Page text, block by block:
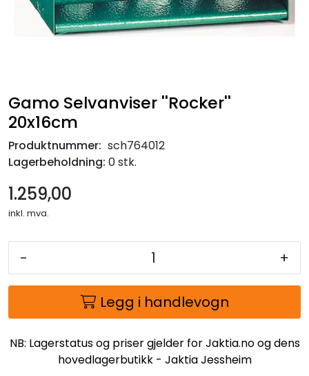
Gamo Selvanviser ''Rocker''
20x16cm
Produktnummer: sch764012
Lagerbeholdning: 0 stk.
1.259,00
inkl. mva.
- +
Legg i handlevogn
NB: Lagerstatus og priser gjelder for Jaktia.no og dens
hovedlagerbutikk - Jaktia Jessheim